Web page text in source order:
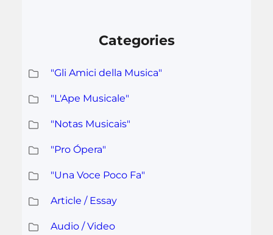
Categories
"Gli Amici della Musica"
"L'Ape Musicale"
"Notas Musicais"
"Pro Ópera"
"Una Voce Poco Fa"
Article / Essay
Audio / Video